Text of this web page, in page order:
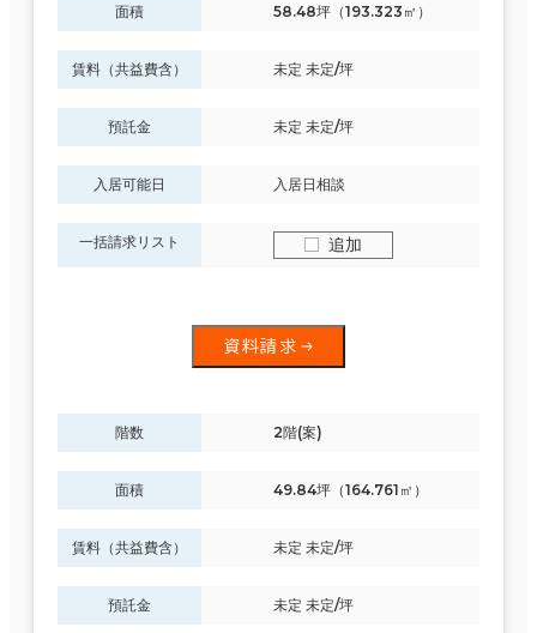
面積 58.48坪（193.323㎡）
賃料（共益費含） 未定 未定/坪
預託金 未定 未定/坪
入居可能日 入居日相談
一括請求リスト 追加
資料請求
階数 2階(案)
面積 49.84坪（164.761㎡）
賃料（共益費含） 未定 未定/坪
預託金 未定 未定/坪